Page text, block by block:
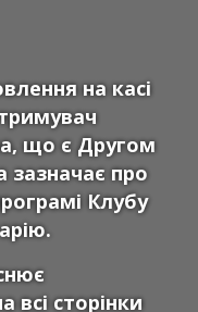
на касі
що є Другом
зазначає про
Клубу
всі сторінки